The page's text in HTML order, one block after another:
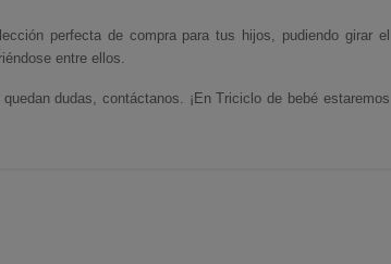
perfecta de compra para tus hijos, pudiendo girar el
entre ellos.
dudas, contáctanos. ¡EnTriciclo de bebé estaremos